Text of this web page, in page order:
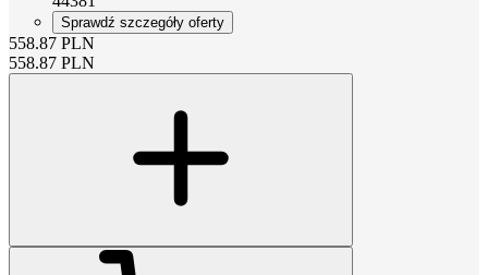
Sprawdź szczegóły oferty
558.87 PLN
558.87 PLN